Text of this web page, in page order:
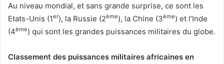
Au niveau mondial, et sans grande surprise, ce sont les
Etats-Unis (1er), la Russie (2ème), la Chine (3ème) et l’Inde
(4ème) qui sont les grandes puissances militaires du globe.
Classement des puissances militaires africaines en